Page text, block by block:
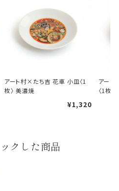
包装
紐（ひも）掛けしない場合が
アート村×たち吉 花車 小皿〈1
枚〉 美濃焼
¥1,320
アート
〈1枚
クした商品